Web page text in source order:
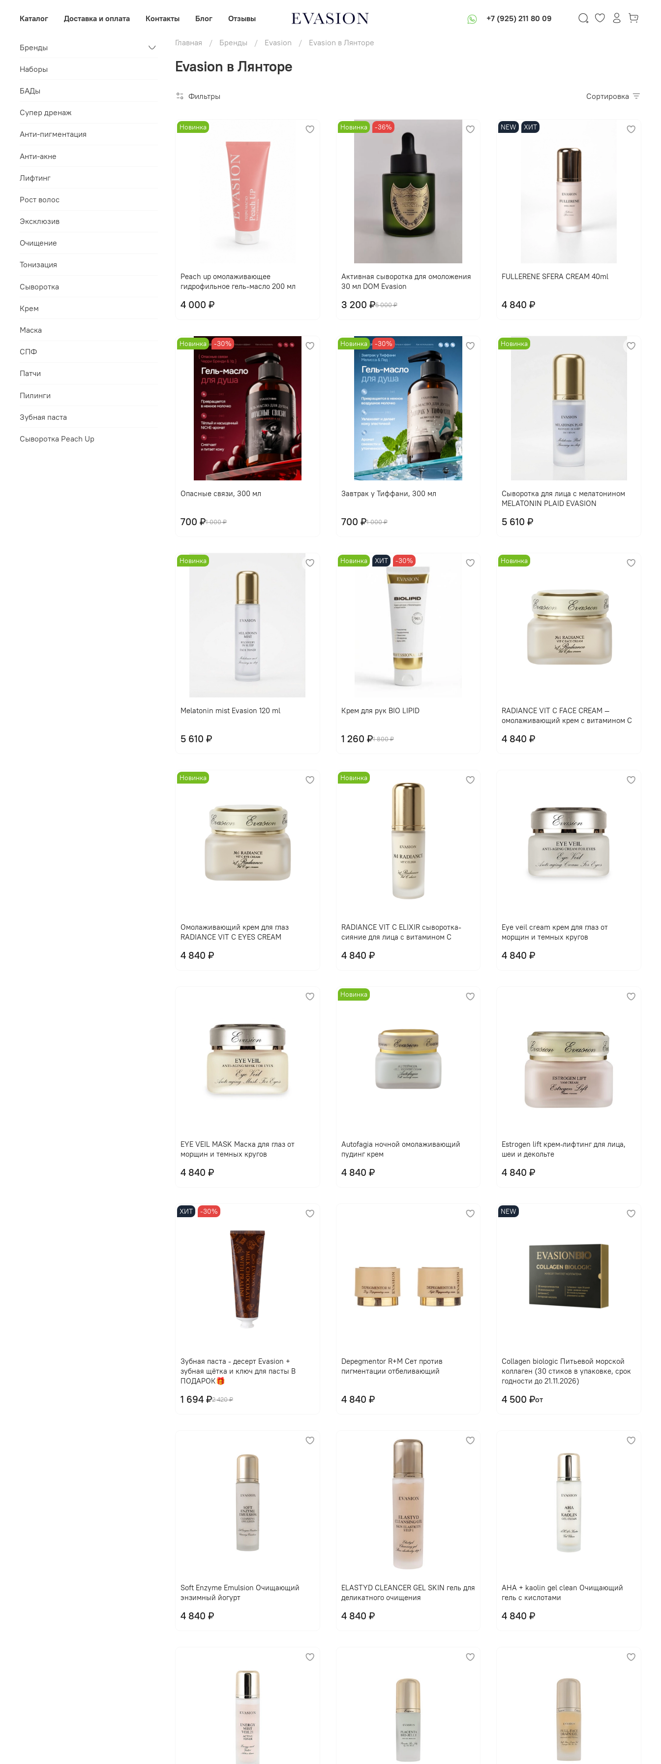
Каталог Доставка и оплата Контакты Блог Отзывы +7 (925) 211 80 09
Главная Бренды Evasion Evasion в Лянторе
Evasion в Лянторе
Фильтры Сортировка
Новинка
Peach up омолаживающее
гидрофильное гель-масло 200 мл
4 000 ₽
В корзину
Новинка -36%
Активная сыворотка для омоложения
30 мл DOM Evasion
5 000 ₽
3 200 ₽
NEW ХИТ
FULLERENE SFERA CREAM 40ml
4 840 ₽
В корзину
Новинка -30%
Опасные связи, 300 мл
1 000 ₽
700 ₽
В корзину
Новинка -30%
Завтрак у Тиффани, 300 мл
1 000 ₽
700 ₽
В корзину
Новинка
Сыворотка для лица с мелатонином
MELATONIN PLAID EVASION
5 610 ₽
В корзину
Новинка
Melatonin mist Evasion 120 ml
5 610 ₽
В корзину
Новинка ХИТ -30%
Крем для рук BIO LIPID
1 800 ₽
1 260 ₽
В корзину
Новинка
RADIANCE VIT C FACE CREAM —
омолаживающий крем с витамином С
4 840 ₽
В корзину
Новинка
Омолаживающий крем для глаз
RADIANCE VIT C EYES CREAM
4 840 ₽
Новинка
RADIANCE VIT C ELIXIR сыворотка-
сияние для лица с витамином С
4 840 ₽
В корзину
Eye veil cream крем для глаз от
морщин и темных кругов
4 840 ₽
EYE VЕIL MASK Маска для глаз от
морщин и темных кругов
4 840 ₽
Новинка
Autofagia ночной омолаживающий
пудинг крем
4 840 ₽
В корзину
Еstrogen lift крем-лифтинг для лица,
шеи и декольте
4 840 ₽
ХИТ -30%
Зубная паста - десерт Evasion +
зубная щётка и ключ для пасты В
ПОДАРОК🎁
2 420 ₽
1 694 ₽
Depegmentor R+M Сет против
пигментации отбеливающий
4 840 ₽
NEW
Collagen biologic Питьевой морской
коллаген (30 стиков в упаковке, срок
годности до 21.11.2026)
от
4 500 ₽
Soft Enzyme Emulsion Очищающий
энзимный йогурт
4 840 ₽
В корзину
ELASTYD CLEANCER GEL SKIN гель для
деликатного очищения
4 840 ₽
AHA + kaolin gel clean Очищающий
гель с кислотами
4 840 ₽
В корзину В корзину В корзину
Бренды
Наборы
БАДы
Супер дренаж
Анти-пигментация
Анти-акне
Лифтинг
Рост волос
Эксклюзив
Очищение
Тонизация
Сыворотка
Крем
Маска
СПФ
Патчи
Пилинги
Зубная паста
Сыворотка Peach Up